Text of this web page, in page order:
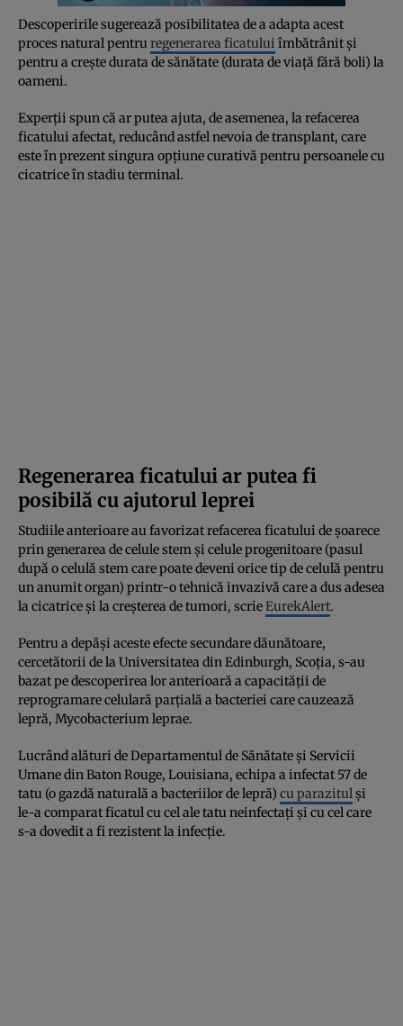
Descoperirile sugerează posibilitatea de a adapta acest
proces natural pentru regenerarea ficatului îmbătrânit și
pentru a crește durata de sănătate (durata de viață fără boli) la
oameni.
Experții spun că ar putea ajuta, de asemenea, la refacerea
ficatului afectat, reducând astfel nevoia de transplant, care
este în prezent singura opțiune curativă pentru persoanele cu
cicatrice în stadiu terminal.
Regenerarea ficatului ar putea fi
posibilă cu ajutorul leprei
Studiile anterioare au favorizat refacerea ficatului de șoarece
prin generarea de celule stem și celule progenitoare (pasul
după o celulă stem care poate deveni orice tip de celulă pentru
un anumit organ) printr-o tehnică invazivă care a dus adesea
la cicatrice și la creșterea de tumori, scrieEurekAlert.
Pentru a depăși aceste efecte secundare dăunătoare,
cercetătorii de la Universitatea din Edinburgh, Scoția, s-au
bazat pe descoperirea lor anterioară a capacității de
reprogramare celulară parțială a bacteriei care cauzează
lepră, Mycobacterium leprae.
Lucrând alături de Departamentul de Sănătate și Servicii
Umane din Baton Rouge, Louisiana, echipa a infectat 57 de
tatu (o gazdă naturală a bacteriilor de lepră) cu parazitulși
le-a comparat ficatul cu cel ale tatu neinfectați și cu cel care
s-a dovedit a fi rezistent la infecţie.